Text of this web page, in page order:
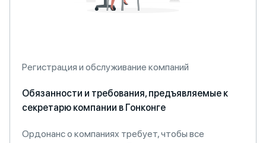
Регистрация и обслуживание компаний
Обязанности и требования, предъявляемые к
секретарю компании в Гонконге
Ордонанс о компаниях требует, чтобы все